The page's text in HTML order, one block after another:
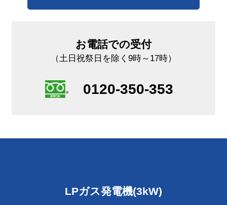
お電話での受付
（土日祝祭日を除く9時～17時）
0120-350-353
LPガス発電機(3kW)